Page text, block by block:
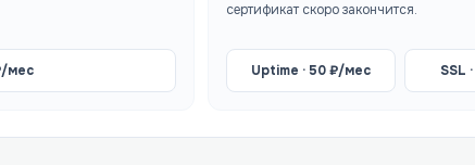
мес
сертификат скоро закончится.
Uptime ·50₽/мес SSL ·